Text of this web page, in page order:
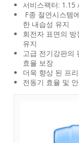
서비스팩터: 1.15
F종 절연시스템
한 내습성 유지
회전자 표면의
유지
고급 전기강판의
효율 보장
더욱 향상 된 프
전동기 효율 및